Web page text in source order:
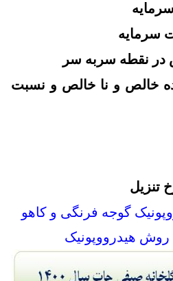
سرمایه
نقطه سربه سر
خالص و نا خالص و نسبت
تنزیل
گوجه فرنگی و کاهو
روش هیدرووپونیک